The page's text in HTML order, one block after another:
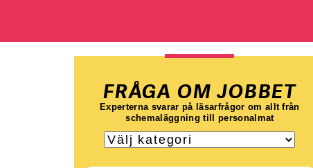
FRÅGA OM JOBBET
Experterna svarar på läsarfrågor om allt från
schemaläggning till personalmat